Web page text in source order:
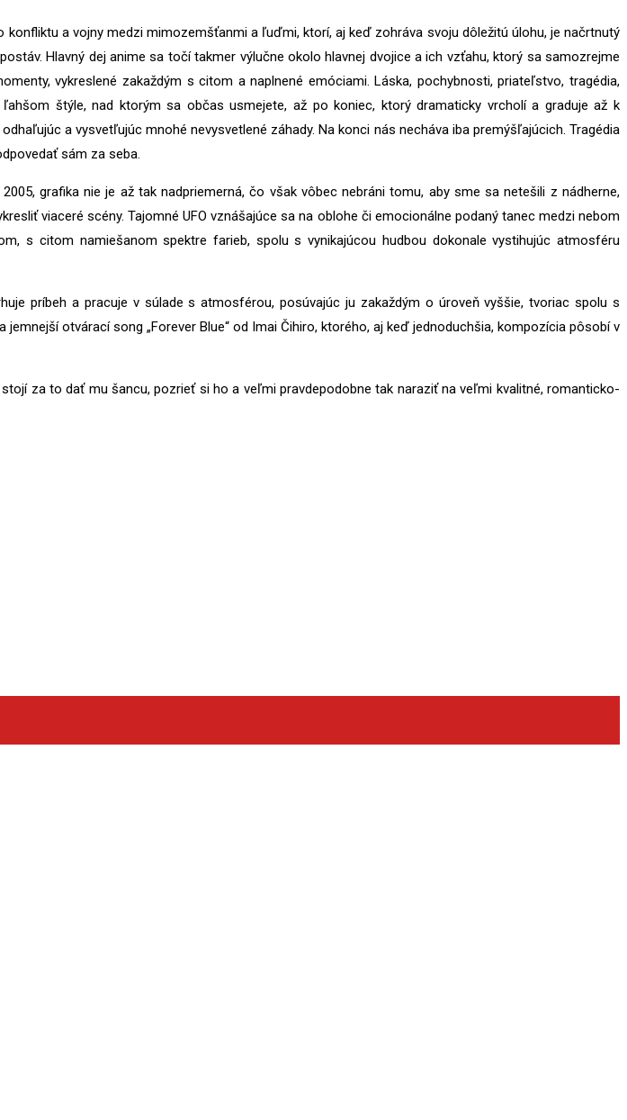
konfliktu a vojny medzi mimozemšťanmi a ľuďmi, ktorí, aj keď zohráva svoju dôležitú úlohu, je načrtnutý
Hlavný dej anime sa točí takmer výlučne okolo hlavnej dvojice a ich vzťahu, ktorý sa samozrejme
vykreslené zakaždým s citom a naplnené emóciami. Láska, pochybnosti, priateľstvo, tragédia,
štýle, nad ktorým sa občas usmejete, až po koniec, ktorý dramaticky vrcholí a graduje až k
a vysvetľujúc mnohé nevysvetlené záhady. Na konci nás necháva iba premýšľajúcich. Tragédia
sám za seba.
grafika nie je až tak nadpriemerná, čo však vôbec nebráni tomu, aby sme sa netešili z nádherne,
viaceré scény. Tajomné UFO vznášajúce sa na oblohe či emocionálne podaný tanec medzi nebom
s citom namiešanom spektre farieb, spolu s vynikajúcou hudbou dokonale vystihujúc atmosféru
príbeh a pracuje v súlade s atmosférou, posúvajúc ju zakaždým o úroveň vyššie, tvoriac spolu s
otvárací song „Forever Blue“ od Imai Čihiro, ktorého, aj keď jednoduchšia, kompozícia pôsobí v
za to dať mu šancu, pozrieť si ho a veľmi pravdepodobne tak naraziť na veľmi kvalitné, romanticko-